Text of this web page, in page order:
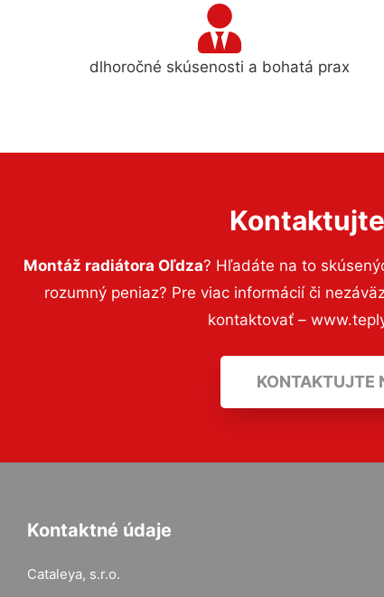
dlhoročné skúsenosti a bohatá prax
Montáž radiátora Oľdza? Hľadáte na to
rozumný peniaz? Pre viac informácií či
kontaktovať –
KONTAKTUJTE
Kontaktné údaje
Cataleya, s.r.o.